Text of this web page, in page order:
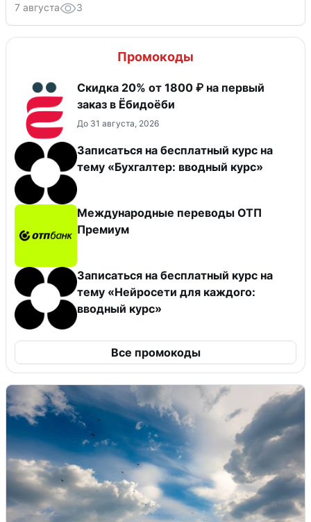
7 августа 3
Промокоды
Скидка 20% от 1800 ₽ на первый
заказ в Ёбидоёби
До 31 августа, 2026
Записаться на бесплатный курс на
тему «Бухгалтер: вводный курс»
Международные переводы ОТП
Премиум
Записаться на бесплатный курс на
тему «Нейросети для каждого:
вводный курс»
Все промокоды